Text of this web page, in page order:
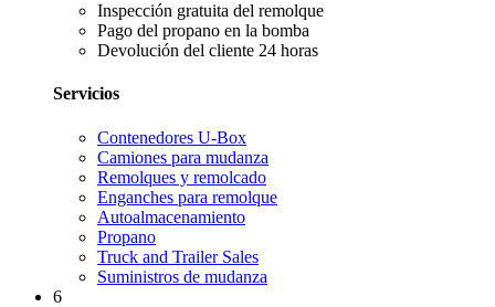
Inspección gratuita del remolque
Pago del propano en la bomba
Devolución del cliente 24 horas
Servicios
Contenedores U-Box
Camiones para mudanza
Remolques y remolcado
Enganches para remolque
Autoalmacenamiento
Propano
Truck and Trailer Sales
Suministros de mudanza
6